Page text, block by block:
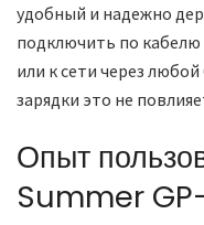
удобный и надежно
подключить по кабелю
или к сети через
зарядки это не
Опыт
Summer